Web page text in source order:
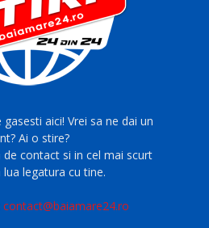
aici! Vrei sa ne dai un
Ai o stire?
de contact si in cel mai scurt
legatura cu tine.
contact@baiamare24.ro